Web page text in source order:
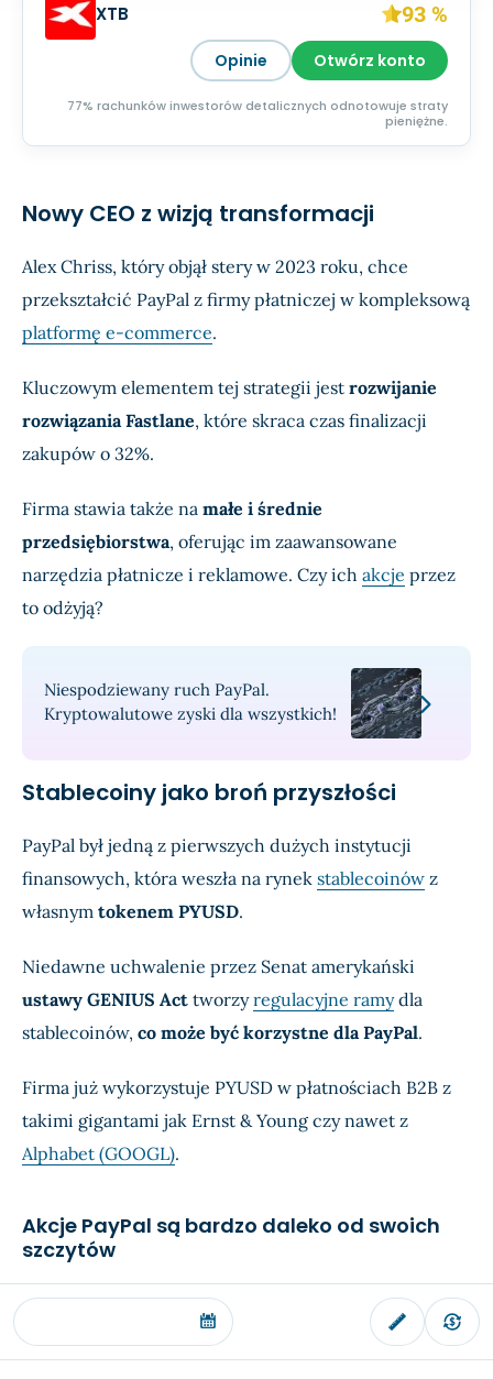
XTB 93 %
Opinie Otwórz konto
77% rachunków inwestorów detalicznych odnotowuje straty
pieniężne.
Nowy CEO z wizją transformacji
Alex Chriss, który objął stery w 2023 roku, chce
przekształcić PayPal z firmy płatniczej w kompleksową
platformę e-commerce.
Kluczowym elementem tej strategii jest rozwijanie
rozwiązania Fastlane, które skraca czas finalizacji
zakupów o 32%.
Firma stawia także na małe i średnie
przedsiębiorstwa, oferując im zaawansowane
narzędzia płatnicze i reklamowe. Czy ich akcje przez
to odżyją?
Niespodziewany ruch PayPal.
Kryptowalutowe zyski dla wszystkich!
Stablecoiny jako broń przyszłości
PayPal był jedną z pierwszych dużych instytucji
finansowych, która weszła na rynek stablecoinów z
własnym tokenem PYUSD.
Niedawne uchwalenie przez Senat amerykański
ustawy GENIUS Act tworzyregulacyjne ramydla
stablecoinów, co może być korzystne dla PayPal.
Firma już wykorzystuje PYUSD w płatnościach B2B z
takimi gigantami jak Ernst & Young czy nawet z
Alphabet (GOOGL).
Akcje PayPal są bardzo daleko od swoich
szczytów